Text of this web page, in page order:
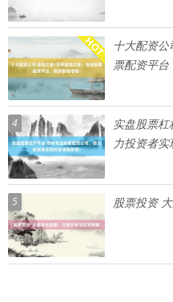
十大配资
票配资平台
4
实盘股票
力投资者
5